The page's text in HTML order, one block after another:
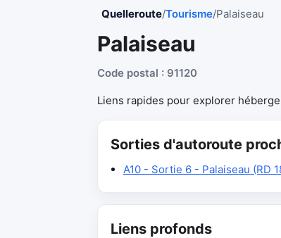
Quelleroute/Tourisme/Palaiseau
Palaiseau
Code postal : 91120
Liens rapides pour explorer
Sorties d'autoroute
A10 - Sortie 6 - Palaiseau (RD
Liens profonds